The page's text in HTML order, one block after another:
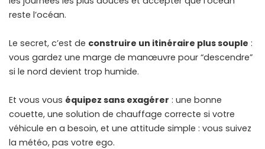
reste l’océan.
Le secret, c’est de construire un itinéraire plus souple :
vous gardez une marge de manœuvre pour “descendre”
si le nord devient trop humide.
Et vous vous équipez sans exagérer : une bonne
couette, une solution de chauffage correcte si votre
véhicule en a besoin, et une attitude simple : vous suivez
la météo, pas votre ego.